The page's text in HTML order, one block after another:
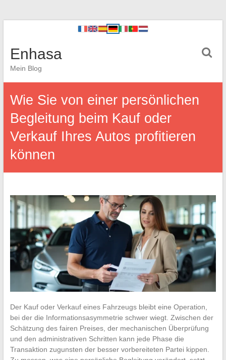
Enhasa
Mein Blog
Wie Sie von einer persönlichen
Begleitung beim Kauf oder
Verkauf Ihres Autos profitieren
können
Der Kauf oder Verkauf eines Fahrzeugs bleibt eine Operation,
bei der die Informationsasymmetrie schwer wiegt. Zwischen der
Schätzung des fairen Preises, der mechanischen Überprüfung
und den administrativen Schritten kann jede Phase die
Transaktion zugunsten der besser vorbereiteten Partei kippen.